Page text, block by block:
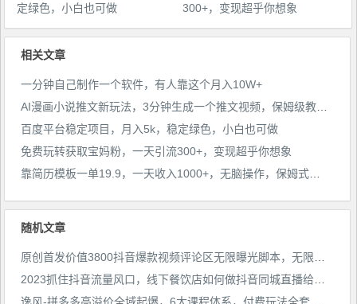
定绿色，小白也可做
300+，变现超乎你想象
相关文章
一分钟自己制作一个软件，有人靠这个月入10W+
百度平台稳定项目，月入5k，稳定绿色，小白也可做
免费玩转获取宝妈粉，一天引流300+，变现超乎你想象
随机文章